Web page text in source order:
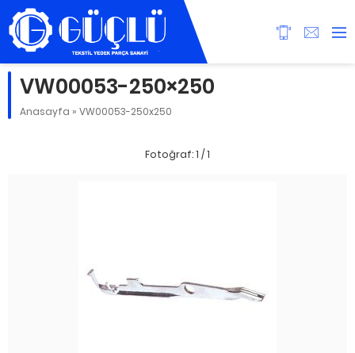
VW00053-250×250
Anasayfa » VW00053-250x250
Fotoğraf: 1 / 1